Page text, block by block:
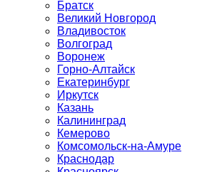
Братск
Великий Новгород
Владивосток
Волгоград
Воронеж
Горно-Алтайск
Екатеринбург
Иркутск
Казань
Калининград
Кемерово
Комсомольск-на-Амуре
Краснодар